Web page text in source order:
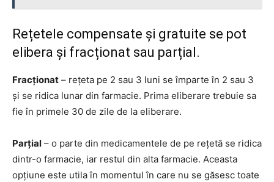
Rețetele compensate și gratuite se pot
elibera și fracționat sau parțial.
Fracționat – rețeta pe 2 sau 3 luni se împarte în 2 sau 3
și se ridica lunar din farmacie. Prima eliberare trebuie sa
fie în primele 30 de zile de la eliberare.
Parțial – o parte din medicamentele de pe rețetă se ridica
dintr-o farmacie, iar restul din alta farmacie. Aceasta
opțiune este utila în momentul în care nu se găsesc toate